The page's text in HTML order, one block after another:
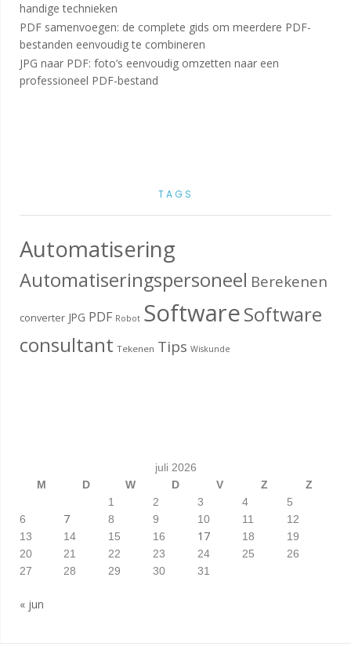
handige technieken
PDF samenvoegen: de complete gids om meerdere PDF-
bestanden eenvoudig te combineren
JPG naar PDF: foto’s eenvoudig omzetten naar een
professioneel PDF-bestand
TAGS
Automatisering
Automatiseringspersoneel Berekenen
converter JPG PDF Robot SoftwareSoftware
consultant Tekenen Tips Wiskunde
juli 2026
M
D W D V Z
Z
1
2 3 4
5
6
7 8 9 10 11
12
13
14 15 16 17 18
19
20
21 22 23 24 25
26
27
28 29 30 31
« jun